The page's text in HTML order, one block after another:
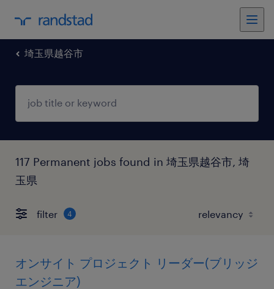
埼玉県越谷市
117 Permanent jobs found in 埼玉県越谷市, 埼
玉県
filter 4
オンサイト プロジェクト リーダー(ブリッジ
エンジニア)